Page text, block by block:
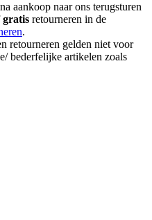
aankoop naar ons terugsturen
gratis retourneren in de
.
retourneren gelden niet voor
bederfelijke artikelen zoals